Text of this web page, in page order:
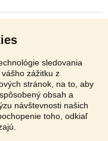
sledovania
zážitku z
stránok, na to, aby
obsah a
návštevnosti našich
toho, odkiaľ
(50 eur kus). Osobny